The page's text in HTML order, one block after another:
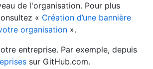
de l'organisation. Pour plus
« Création d’une bannière
organisation ».
entreprise. Par exemple, depuis
sur GitHub.com.